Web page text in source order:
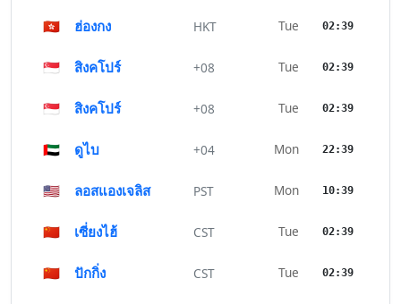
🇭🇰 ฮ่องกง HKT Tue 02:39
🇸🇬 สิงคโปร์ +08 Tue 02:39
🇸🇬 สิงคโปร์ +08 Tue 02:39
🇦🇪 ดูไบ +04 Mon 22:39
🇺🇸 ลอสแองเจลิส PST Mon 10:39
🇨🇳 เซี่ยงไฮ้ CST Tue 02:39
🇨🇳 ปักกิ่ง CST Tue 02:39